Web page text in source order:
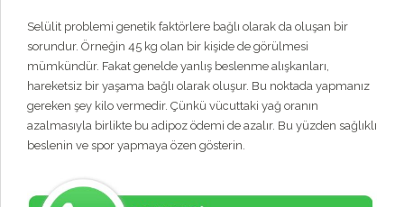
Selülit problemi genetik faktörlere bağlı olarak da oluşan bir
sorundur. Örneğin 45 kg olan bir kişide de görülmesi
mümkündür. Fakat genelde yanlış beslenme alışkanları,
hareketsiz bir yaşama bağlı olarak oluşur. Bu noktada yapmanız
gereken şey kilo vermedir. Çünkü vücuttaki yağ oranın
azalmasıyla birlikte bu adipoz ödemi de azalır. Bu yüzden sağlıklı
beslenin ve spor yapmaya özen gösterin.